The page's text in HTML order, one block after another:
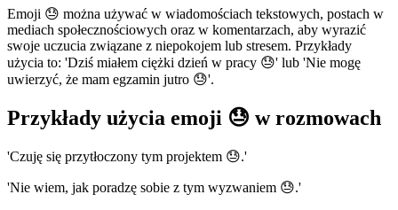
Emoji 😓 można używać w wiadomościach tekstowych, postach w
mediach społecznościowych oraz w komentarzach, aby wyrazić
swoje uczucia związane z niepokojem lub stresem. Przykłady
użycia to: 'Dziś miałem ciężki dzień w pracy 😓' lub 'Nie mogę
uwierzyć, że mam egzamin jutro 😓'.
Przykłady użycia emoji 😓 w rozmowach
'Czuję się przytłoczony tym projektem 😓.'
'Nie wiem, jak poradzę sobie z tym wyzwaniem 😓.'